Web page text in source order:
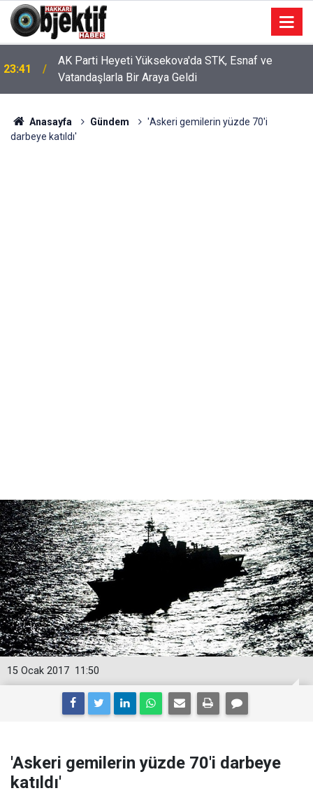
23:41
AK Parti Heyeti Yüksekova'da STK, Esnaf ve
Vatandaşlarla Bir Araya Geldi
Anasayfa Gündem
'Askeri gemilerin yüzde 70'i
darbeye katıldı'
11:50
15 Ocak 2017
'Askeri gemilerin yüzde 70'i darbeye
katıldı'